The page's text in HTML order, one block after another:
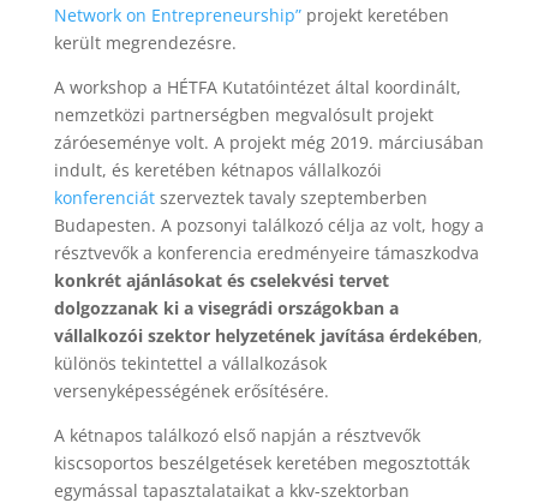
Network on Entrepreneurship”projekt keretében
került megrendezésre.
A workshop a HÉTFA Kutatóintézet által koordinált,
nemzetközi partnerségben megvalósult projekt
záróeseménye volt. A projekt még 2019. márciusában
indult, és keretében kétnapos vállalkozói
konferenciátszerveztek tavaly szeptemberben
Budapesten. A pozsonyi találkozó célja az volt, hogy a
résztvevők a konferencia eredményeire támaszkodva
konkrét ajánlásokat és cselekvési tervet
dolgozzanak ki a visegrádi országokban a
vállalkozói szektor helyzetének javítása érdekében,
különös tekintettel a vállalkozások
versenyképességének erősítésére.
A kétnapos találkozó első napján a résztvevők
kiscsoportos beszélgetések keretében megosztották
egymással tapasztalataikat a kkv-szektorban